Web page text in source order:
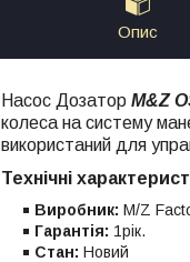
Опис
Насос Дозатор M&Z
колеса на систему
використаний для
Технічні
Виробник: M/Z
Гарантія: 1рік.
Стан: Новий